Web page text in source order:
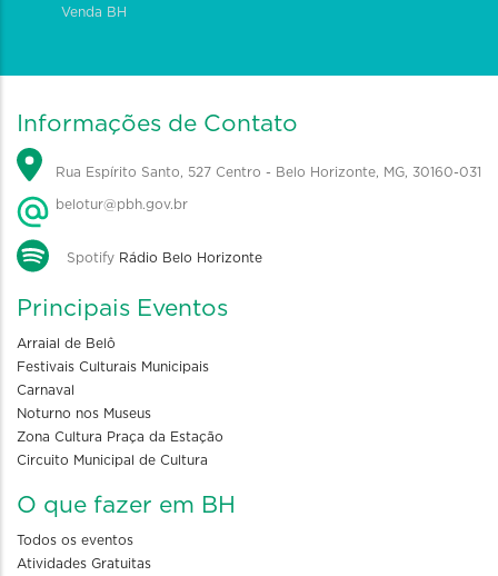
Venda BH
Informações de Contato
Rua Espírito Santo, 527 Centro - Belo Horizonte, MG, 30160-031
belotur@pbh.gov.br
Spotify Rádio Belo Horizonte
Principais Eventos
Arraial de Belô
Festivais Culturais Municipais
Carnaval
Noturno nos Museus
Zona Cultura Praça da Estação
Circuito Municipal de Cultura
O que fazer em BH
Todos os eventos
Atividades Gratuitas